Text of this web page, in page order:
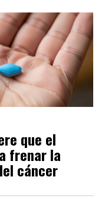
que el
frenar la
cáncer